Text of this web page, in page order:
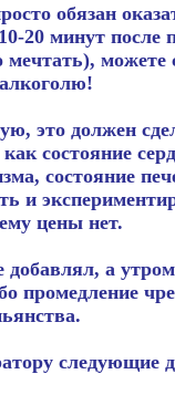
обязан
20 минут
это должен
состояние
состояние
и
цены нет.
а
следующие